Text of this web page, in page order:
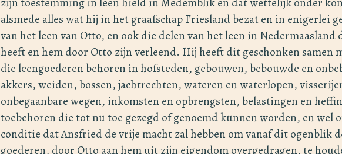
alsmede alles wat hij in het graafschap Friesland bezat en in enigerlei
van het leen van Otto, en ook die delen van het leen in
heeft en hem door Otto zijn verleend. Hij heeft dit geschonken samen
die leengoederen behoren in hofsteden, gebouwen, bebouwde en
akkers, weiden, bossen, jachtrechten, wateren en waterlopen,
onbegaanbare wegen, inkomsten en opbrengsten, belastingen en
toebehoren die tot nu toe gezegd of genoemd kunnen worden, en wel
conditie dat Ansfried de vrije macht zal hebben om vanaf dit ogenblik
goederen, door Otto aan hem uit zijn eigendom overgedragen, te